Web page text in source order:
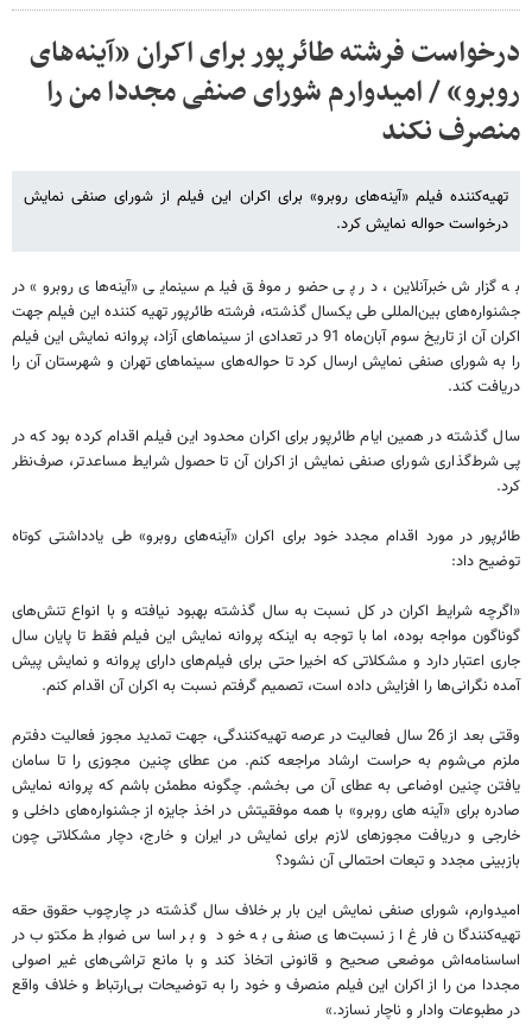
درخواست فرشته طائرپور برای اکران «آینه‌های
روبرو» / امیدوارم شورای صنفی مجددا من را
منصرف نکند
تهیه‌کننده فیلم «آینه‌های رو‌برو» برای اکران این فیلم از شورای صنفی نمایش
درخواست حواله نمایش کرد.
به گزارش خبرآنلاین، در پی حضور موفق فیلم سینمایی «آینه‌های روبرو» در
جشنواره‌های بین‌المللی طی یکسال گذشته، فرشته طائرپور تهیه کننده این فیلم جهت
اکران آن از تاریخ سوم آبان‌ماه 91 در تعدادی از سینماهای آزاد، پروانه نمایش این فیلم
را به شورای صنفی نمایش ارسال کرد تا حواله‌های سینماهای تهران و شهرستان آن را
دریافت کند.
سال گذشته در همین ایام طائرپور برای اکران محدود این فیلم اقدام کرده بود که در
پی شرط‌گذاری شورای صنفی نمایش از اکران آن تا حصول شرایط مساعدتر، صرف‌نظر
کرد.
طائرپور در مورد اقدام مجدد خود برای اکران «آینه‌های روبرو» طی یادداشتی کوتاه
توضیح داد:
«اگرچه شرایط اکران در کل نسبت به سال گذشته بهبود نیافته و با انواع تنش‌های
گوناگون مواجه بوده، اما با توجه به اینکه پروانه نمایش این فیلم فقط تا پایان سال
جاری اعتبار دارد و مشکلاتی که اخیرا حتی برای فیلم‌های دارای پروانه و نمایش پیش‌
آمده نگرانی‌ها را افزایش داده است، تصمیم گرفتم نسبت به اکران آن اقدام کنم.
وقتی بعد از 26 سال فعالیت در عرصه تهیه‌کنندگی، جهت تمدید مجوز فعالیت دفترم
ملزم می‌شوم به حراست ارشاد مراجعه کنم. من عطای چنین مجوزی را تا سامان
یافتن چنین اوضاعی به عطای آن می بخشم. چگونه مطمئن باشم که پروانه نمایش
صادره برای «آینه های روبرو» با همه موفقیتش در اخذ جایزه از جشنواره‌های داخلی و
خارجی و دریافت مجوزهای لازم برای نمایش در ایران و خارج، دچار مشکلاتی چون
بازبینی مجدد و تبعات احتمالی آن نشود؟
امیدوارم، شورای صنفی نمایش این بار بر خلاف سال گذشته در چارچوب حقوق حقه
تهیه‌کنندگان فارغ از نسبت‌های صنفی به خود و بر اساس ضوابط مکتوب در
اساسنامه‌اش موضعی صحیح و قانونی اتخاذ کند و با مانع تراشی‌های غیر اصولی
مجددا من را از اکران این فیلم منصرف و خود را به توضیحات بی‌ارتباط و خلاف واقع
در مطبوعات وادار و ناچار نسازد.»